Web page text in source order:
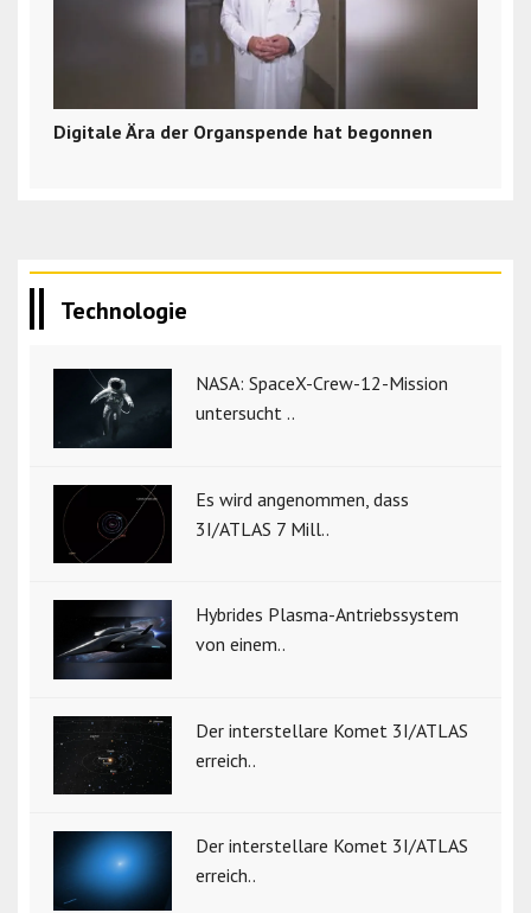
Digitale Ära der Organspende hat begonnen
Technologie
NASA: SpaceX-Crew-12-Mission
untersucht ..
Es wird angenommen, dass
3I/ATLAS 7 Mill..
Hybrides Plasma-Antriebssystem
von einem..
Der interstellare Komet 3I/ATLAS
erreich..
Der interstellare Komet 3I/ATLAS
erreich..